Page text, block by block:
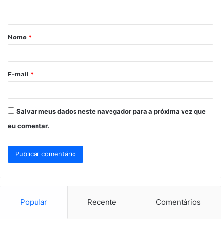
á
r
*
Nome *
E-mail *
Salvar meus dados neste navegador para a próxima vez que
eu comentar.
Popular Recente Comentários